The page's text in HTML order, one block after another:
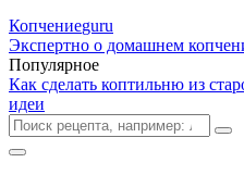
Копчениеguru
Экспертно о домашнем
Популярное
Как сделать коптильню из
идеи